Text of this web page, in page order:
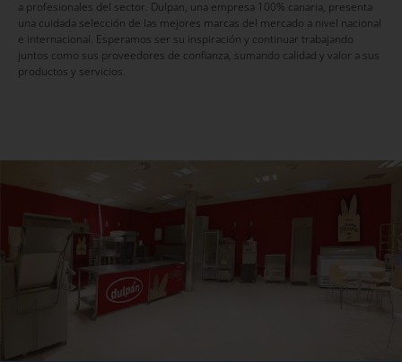
a profesionales del sector. Dulpan, una empresa 100% canaria, presenta
una cuidada selección de las mejores marcas del mercado a nivel nacional
e internacional. Esperamos ser su inspiración y continuar trabajando
juntos como sus proveedores de confianza, sumando calidad y valor a sus
productos y servicios.